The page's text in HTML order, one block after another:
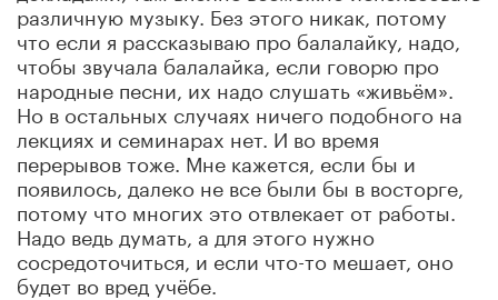
различную музыку. Без этого никак, потому
что если я рассказываю про балалайку, надо,
чтобы звучала балалайка, если говорю про
народные песни, их надо слушать «живьём».
Но в остальных случаях ничего подобного на
лекциях и семинарах нет. И во время
перерывов тоже. Мне кажется, если бы и
появилось, далеко не все были бы в восторге,
потому что многих это отвлекает от работы.
Надо ведь думать, а для этого нужно
сосредоточиться, и если что-то мешает, оно
будет во вред учёбе.